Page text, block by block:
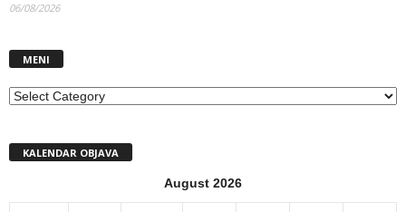
06/08/2026
MENI
MENI
KALENDAR OBJAVA
August 2026